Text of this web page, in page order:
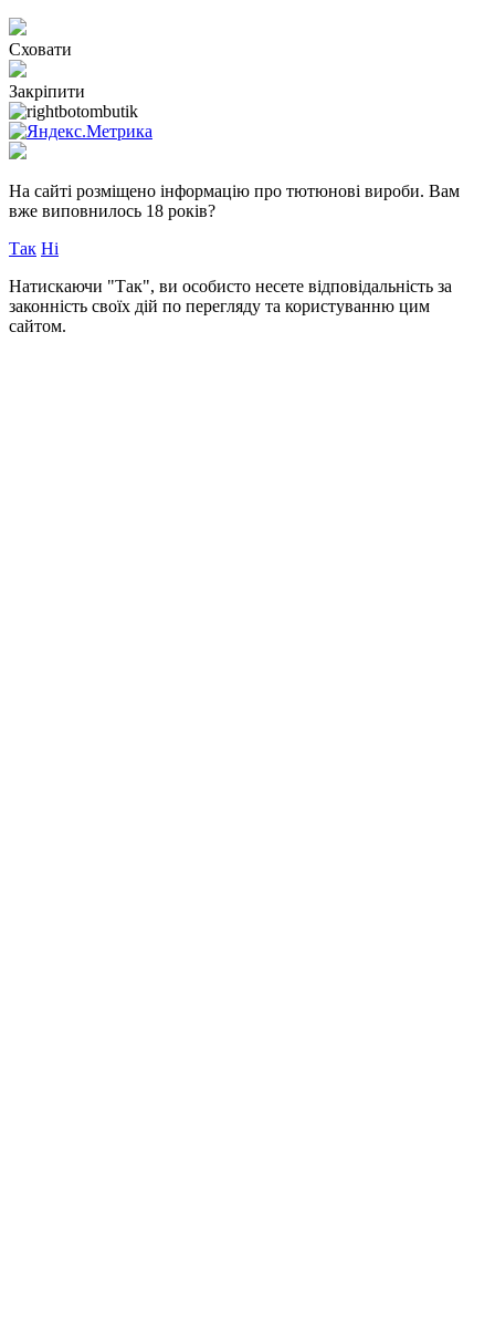
Сховати
Закріпити
На сайті розміщено інформацію про тютюнові вироби. Вам
вже виповнилось 18 років?
Так Ні
Натискаючи "Так", ви особисто несете відповідальність за
законність своїх дій по перегляду та користуванню цим
сайтом.